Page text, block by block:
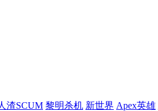
渣SCUM 黎明杀机 新世界 Apex英雄